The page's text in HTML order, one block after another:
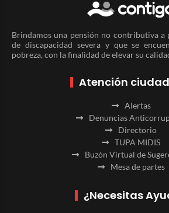
Brindamos una pensión no contributiva a
de discapacidad severa y que se
pobreza, con la finalidad de elevar su
Atención
Alertas
Denuncias
Directorio
TUPA MIDIS
Buzón Virtual de
Mesa de partes
¿Necesitas